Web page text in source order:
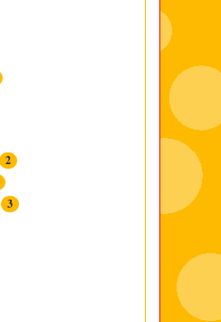
2
3